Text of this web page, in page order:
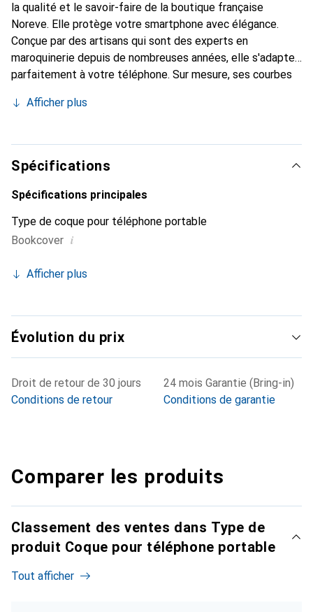
la qualité et le savoir-faire de la boutique française
Noreve. Elle protège votre smartphone avec élégance.
Conçue par des artisans qui sont des experts en
maroquinerie depuis de nombreuses années, elle s'adapte
parfaitement à votre téléphone. Sur mesure, ses courbes
devient l'accessoire chic et indispensable pour votre
produits de haute qualité, la marque Noreve est un choix
sûr pour une clientèle exigeante.
Afficher plus
Spécifications
Spécifications principales
Type de coque pour téléphone portable
Bookcover i
Afficher plus
Évolution du prix
Droit de retour de 30 jours
Conditions de retour
24 mois Garantie (Bring-in)
Conditions de garantie
Comparer les produits
Classement des ventes dans Type de
produit Coque pour téléphone portable
Tout afficher